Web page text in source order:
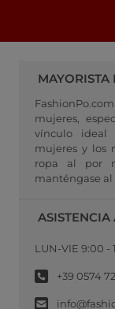
mujeres,
vínculo ideal
mujeres y los
ropa al por
manténgase
ASISTENCIA
LUN-VIE 9:00 -
+39 0574